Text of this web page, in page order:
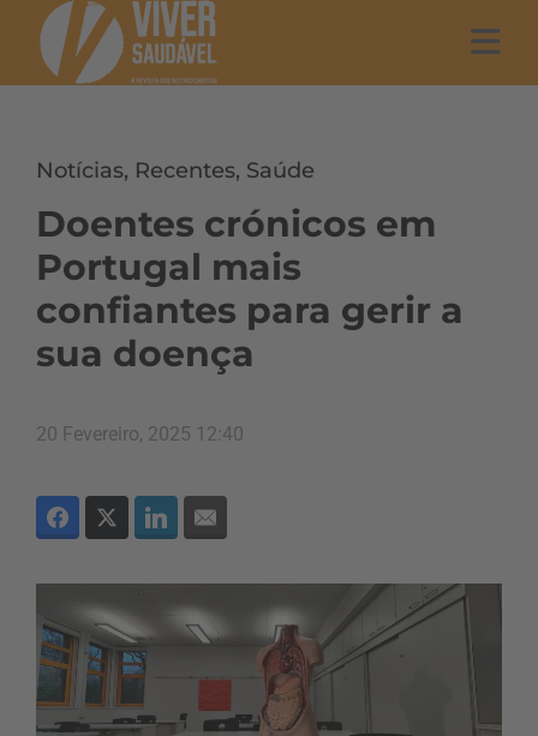
Notícias, Recentes, Saúde
Doentes crónicos em
Portugal mais
confiantes para gerir a
sua doença
20 Fevereiro, 2025 12:40